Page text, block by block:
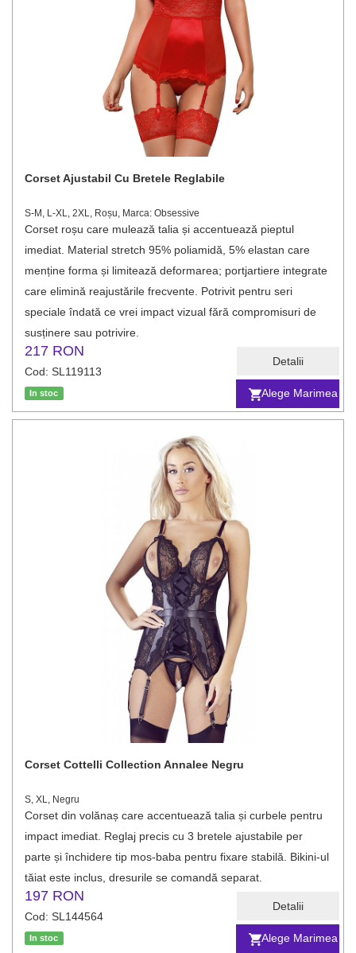
Alege Marimea
Detalii
Corset Ajustabil Cu Bretele Reglabile
S-M, L-XL, 2XL, Roșu, Marca: Obsessive
Corset roșu care mulează talia și accentuează pieptul
imediat. Material stretch 95% poliamidă, 5% elastan care
menține forma și limitează deformarea; portjartiere integrate
care elimină reajustările frecvente. Potrivit pentru seri
speciale îndată ce vrei impact vizual fără compromisuri de
susținere sau potrivire.
217 RON
Cod: SL119113
In stoc
Alege Marimea
Detalii
Corset Cottelli Collection Annalee Negru
S, XL, Negru
Corset din volănaș care accentuează talia și curbele pentru
impact imediat. Reglaj precis cu 3 bretele ajustabile per
parte și închidere tip mos-baba pentru fixare stabilă. Bikini-ul
tăiat este inclus, dresurile se comandă separat.
197 RON
Cod: SL144564
In stoc